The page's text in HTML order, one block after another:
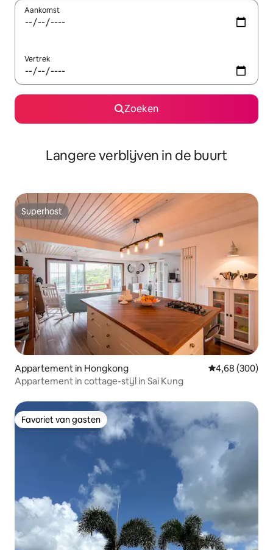
Aankomst
Vertrek
Zoeken
Langere verblijven in de buurt
Superhost
Superhost
Appartement in Hongkong Gemiddelde
4,68 (300)
Appartement in cottage-stijl in Sai Kung
Favoriet van gasten
Favoriet van gasten